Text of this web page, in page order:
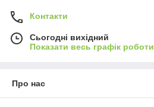
Контакти
Сьогодні вихідний
Показати весь графік роботи
Про нас